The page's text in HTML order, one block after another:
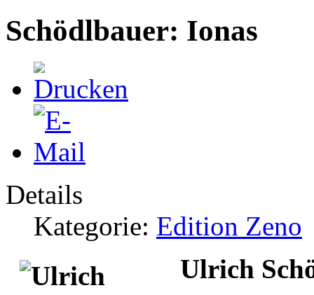
Schödlbauer: Ionas
Details
Kategorie: Edition Zeno
Ulrich